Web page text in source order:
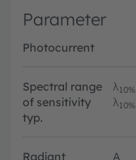
Parameter
Photocurrent
Spectral range
of sensitivity
typ.
λ10%
λ10%
Radiant
A